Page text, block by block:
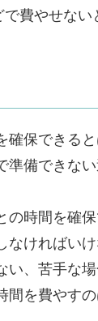
費やせない
確保できる
準備できな
の時間を確
ければいけ
い、苦手な
間を費やすの